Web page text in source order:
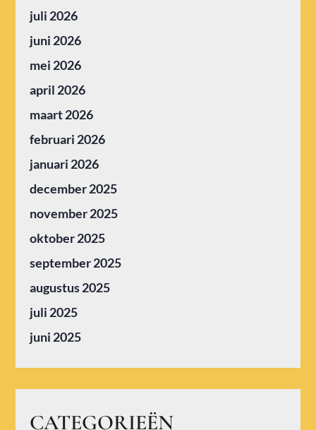
juli 2026
juni 2026
mei 2026
april 2026
maart 2026
februari 2026
januari 2026
december 2025
november 2025
oktober 2025
september 2025
augustus 2025
juli 2025
juni 2025
CATEGORIEËN